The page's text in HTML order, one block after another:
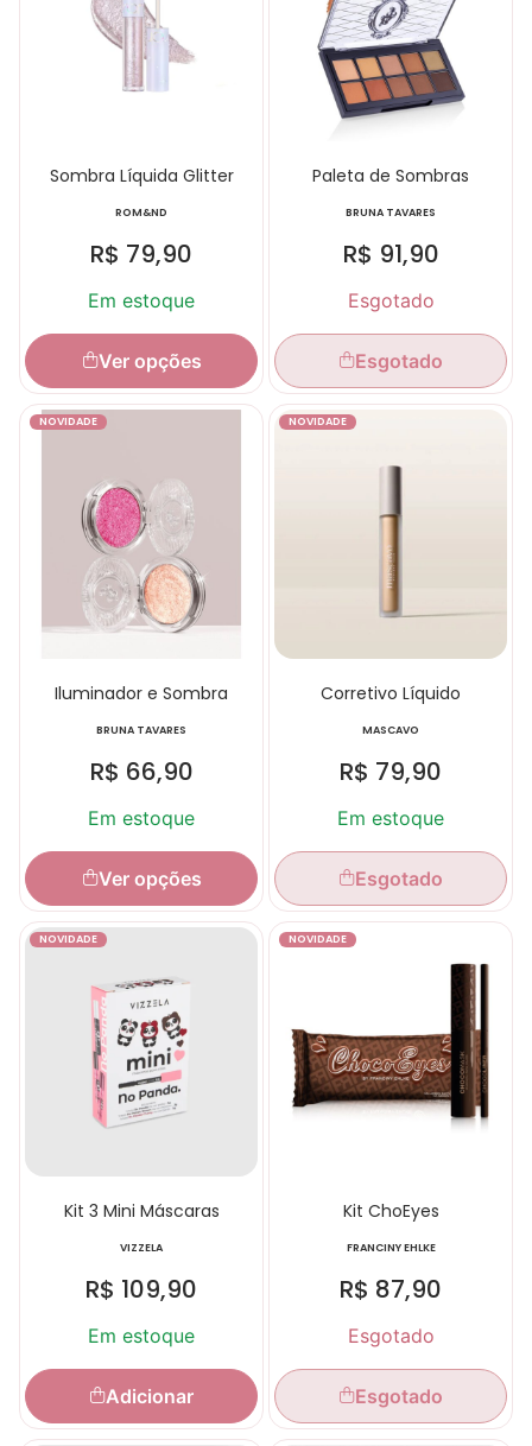
Sombra Líquida Glitter
ROM&ND
R$ 79,90
Em estoque
Ver opções
Paleta de Sombras
BRUNA TAVARES
R$ 91,90
Esgotado
Esgotado
NOVIDADE
Iluminador e Sombra
BRUNA TAVARES
R$ 66,90
Em estoque
Ver opções
NOVIDADE
Corretivo Líquido
MASCAVO
R$ 79,90
Em estoque
Esgotado
NOVIDADE
Kit 3 Mini Máscaras
VIZZELA
R$ 109,90
Em estoque
Adicionar
NOVIDADE
Kit ChoEyes
FRANCINY EHLKE
R$ 87,90
Esgotado
Esgotado